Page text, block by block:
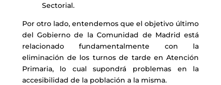
Sectorial.
Por otro lado, entendemos que el objetivo último
del Gobierno de la Comunidad de Madrid está
relacionado fundamentalmente con la
eliminación de los turnos de tarde en Atención
Primaria, lo cual supondrá problemas en la
accesibilidad de la población a la misma.